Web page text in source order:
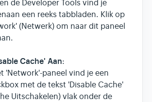
de Developer Tools vind je
een reeks tabbladen. Klik op
(Netwerk) om naar dit paneel
Cache' Aan:
'Network'-paneel vind je een
met de tekst 'Disable Cache'
Uitschakelen) vlak onder de